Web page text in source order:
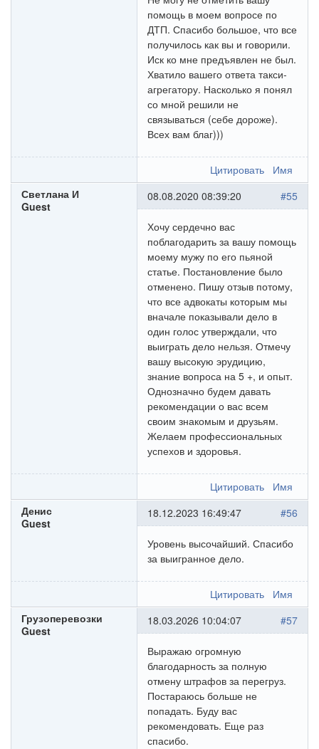
помощь в моем вопросе по
ДТП. Спасибо большое, что все
получилось как вы и говорили.
Иск ко мне предъявлен не был.
Хватило вашего ответа такси-
агрегатору. Насколько я понял
со мной решили не
связываться (себе дороже).
Всех вам благ)))
Цитировать
Имя
Светлана И
Guest
#55
08.08.2020 08:39:20
Хочу сердечно вас
поблагодарить за вашу помощь
моему мужу по его пьяной
статье. Постановление было
отменено. Пишу отзыв потому,
что все адвокаты которым мы
вначале показывали дело в
один голос утверждали, что
выиграть дело нельзя. Отмечу
вашу высокую эрудицию,
знание вопроса на 5 +, и опыт.
Однозначно будем давать
рекомендации о вас всем
своим знакомым и друзьям.
Желаем профессиональных
успехов и здоровья.
Цитировать
Имя
Денис
Guest
#56
18.12.2023 16:49:47
Уровень высочайший. Спасибо
за выигранное дело.
Цитировать
Имя
Грузоперевозки
Guest
#57
18.03.2026 10:04:07
Выражаю огромную
благодарность за полную
отмену штрафов за перегруз.
Постараюсь больше не
попадать. Буду вас
рекомендовать. Еще раз
спасибо.